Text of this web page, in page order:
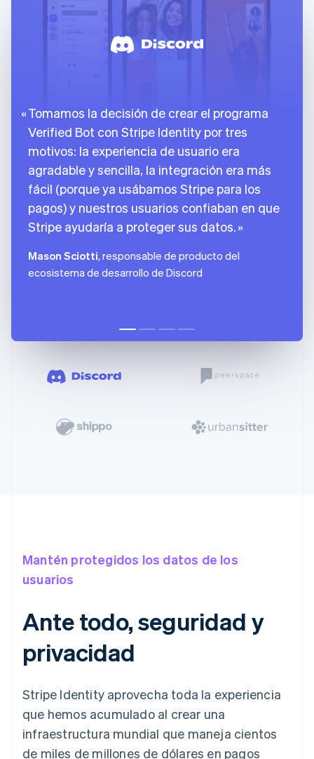
Tomamos la decisión de crear el programa
Verified Bot con Stripe Identity por tres
motivos: la experiencia de usuario era
agradable y sencilla, la integración era más
fácil (porque ya usábamos Stripe para los
pagos) y nuestros usuarios confiaban en que
Stripe ayudaría a proteger sus datos.
Mason Sciotti, responsable de producto del
ecosistema de desarrollo de Discord
Mantén protegidos los datos de los
usuarios
Ante todo, seguridad y
privacidad
Stripe Identity aprovecha toda la experiencia
que hemos acumulado al crear una
infraestructura mundial que maneja cientos
de miles de millones de dólares en pagos